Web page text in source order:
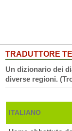
TRADUTTORE
Un dizionario dei
diverse regioni.
ITALIANO